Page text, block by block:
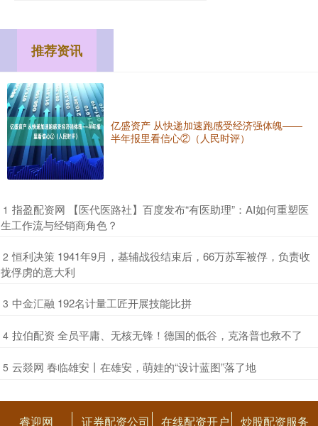
推荐资讯
亿盛资产 从快递加速跑感受经济强体魄——
半年报里看信心②（人民时评）
1 ​指盈配资网 【医代医路社】百度发布“有医助理”：AI如何重塑医
生工作流与经销商角色？
2 ​恒利决策 1941年9月，基辅战役结束后，66万苏军被俘，负责收
拢俘虏的意大利
3 ​中金汇融 192名计量工匠开展技能比拼
4 ​拉伯配资 全员平庸、无核无锋！德国的低谷，克洛普也救不了
5 ​云燚网 春临雄安丨在雄安，萌娃的“设计蓝图”落了地
睿迎网 证券配资公司 在线配资开户 炒股配资服务